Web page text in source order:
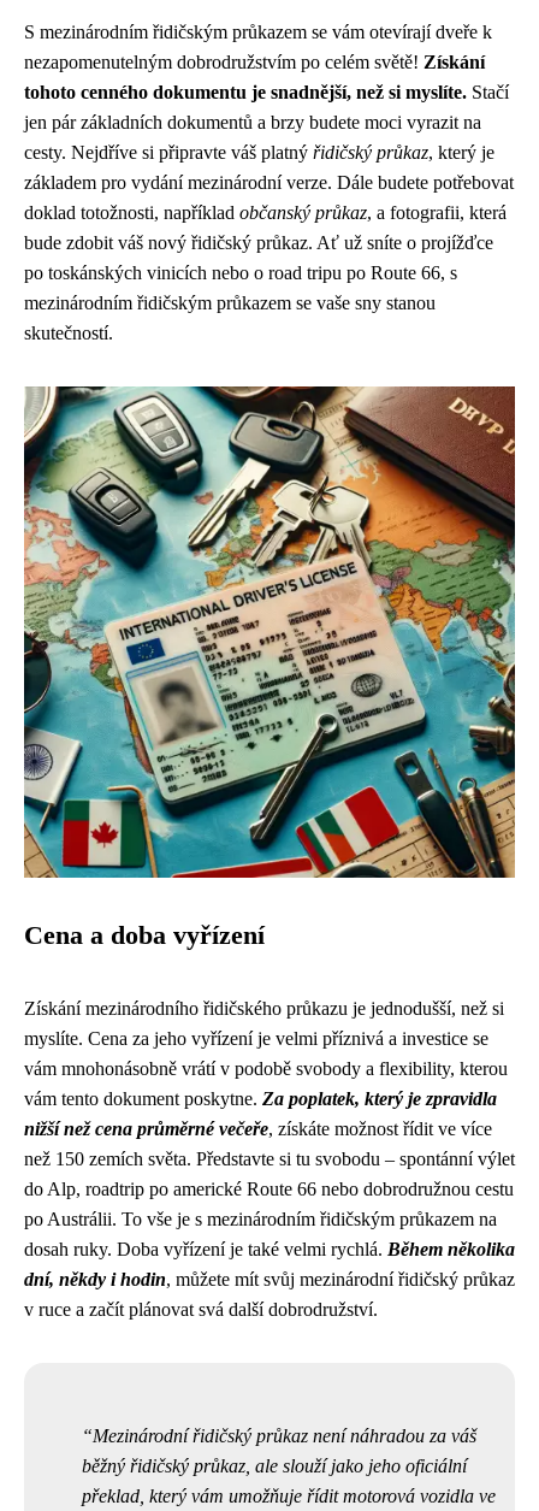
S mezinárodním řidičským průkazem se vám otevírají dveře k
nezapomenutelným dobrodružstvím po celém světě! Získání
tohoto cenného dokumentu je snadnější, než si myslíte. Stačí
jen pár základních dokumentů a brzy budete moci vyrazit na
cesty. Nejdříve si připravte váš platný řidičský průkaz, který je
základem pro vydání mezinárodní verze. Dále budete potřebovat
doklad totožnosti, například občanský průkaz, a fotografii, která
bude zdobit váš nový řidičský průkaz. Ať už sníte o projížďce
po toskánských vinicích nebo o road tripu po Route 66, s
mezinárodním řidičským průkazem se vaše sny stanou
skutečností.
Cena a doba vyřízení
Získání mezinárodního řidičského průkazu je jednodušší, než si
myslíte. Cena za jeho vyřízení je velmi příznivá a investice se
vám mnohonásobně vrátí v podobě svobody a flexibility, kterou
vám tento dokument poskytne. Za poplatek, který je zpravidla
nižší než cena průměrné večeře, získáte možnost řídit ve více
než 150 zemích světa. Představte si tu svobodu – spontánní výlet
do Alp, roadtrip po americké Route 66 nebo dobrodružnou cestu
po Austrálii. To vše je s mezinárodním řidičským průkazem na
dosah ruky. Doba vyřízení je také velmi rychlá. Během několika
dní, někdy i hodin, můžete mít svůj mezinárodní řidičský průkaz
v ruce a začít plánovat svá další dobrodružství.
Mezinárodní řidičský průkaz není náhradou za váš
běžný řidičský průkaz, ale slouží jako jeho oficiální
překlad, který vám umožňuje řídit motorová vozidla ve